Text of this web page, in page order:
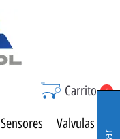
Carrito 0
Sensores
Valvulas